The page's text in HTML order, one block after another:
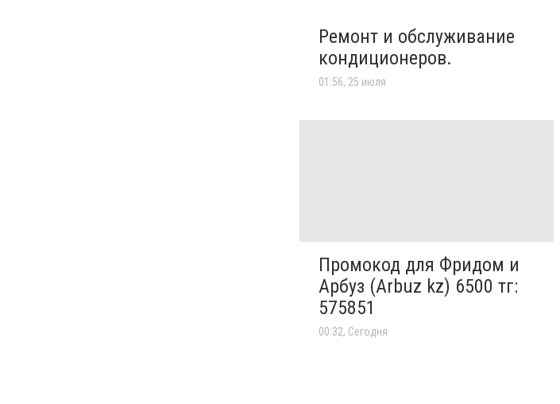
Ремонт и обслуживание
кондиционеров.
01:56, 25 июля
Промокод для Фридом и
Арбуз (Arbuz kz) 6500 тг:
575851
00:32, Сегодня